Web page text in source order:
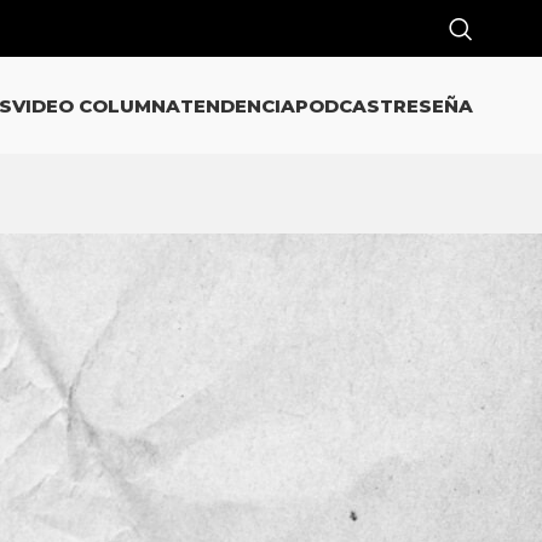
VIDEO COLUMNATENDENCIAPODCASTRESEÑA